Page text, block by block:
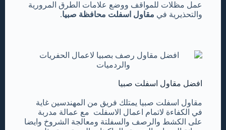
عمل مظلات للمواقف ووضع علامات الطرق المرورية
والتحذيرية في مقاول اسفلت محافظة صبيا.
افضل مقاول اسفلت صبيا
مقاول اسفلت صبيا يمتلك فريق من المهندسين غاية
في الكفاءة لاتمام اعمال الاسفلت مع عمالة مدربة
على الكشط والرصف والسفلتة ومعالجة الشروخ وايضا